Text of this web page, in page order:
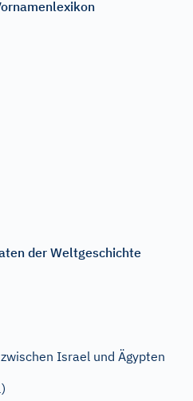
der Weltgeschichte
Israel und Ägypten